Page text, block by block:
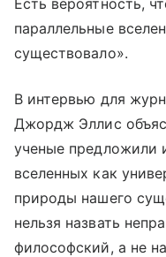
параллельные
существовало».
В интервью для
Джордж Эллис
ученые предложили
вселенных как
природы нашего
нельзя назвать
философский, а не